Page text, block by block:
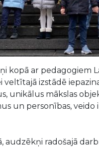
kopā ar pedagogiem
veltītajā izstādē
unikālus mākslas
un personības, veido
audzēkņi radošajā